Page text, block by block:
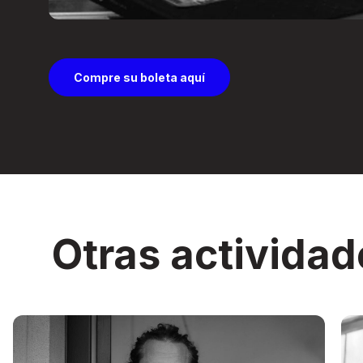
Compre su boleta aquí
Otras